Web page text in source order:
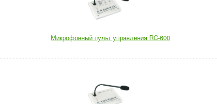
Микрофонный пульт управления RC-600